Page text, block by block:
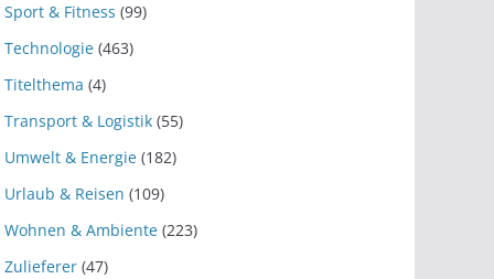
Sport & Fitness (99)
Technologie (463)
Titelthema (4)
Transport & Logistik (55)
Umwelt & Energie (182)
Urlaub & Reisen (109)
Wohnen & Ambiente (223)
Zulieferer (47)